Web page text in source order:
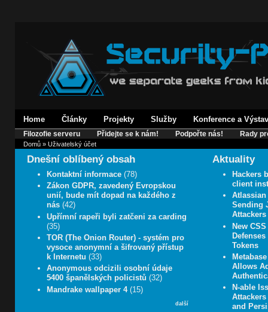
Home Články Projekty Služby Konference a
Filozofie serveru Přidejte se k nám! Podpořte nás! Rady
Domů» Uživatelský účet
Dnešní oblíbený obsah
Kontaktní informace (78)
Zákon GDPR, zavedený Evropskou
unií, bude mít dopad na každého z
nás (42)
Upřímní rapeři byli zatčeni za carding
(35)
TOR (The Onion Router) - systém pro
vysoce anonymní a šifrovaný přístup
k Internetu (33)
Anonymous odcizili osobní údaje
5400 španělských policistů (32)
Mandrake wallpaper 4 (15)
další
Aktuality
Hackers
client
Atlassian
Sending
Attackers
New
Tokens
Allows
N-able
Attackers
and